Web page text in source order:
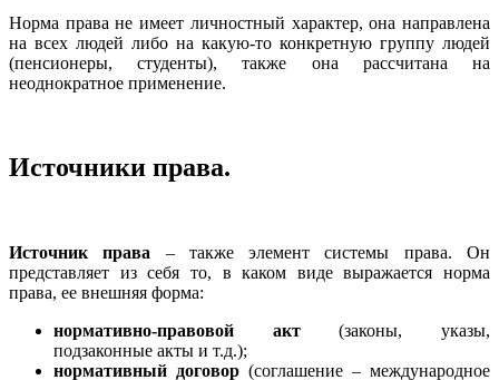
Норма права не имеет личностный характер, она направлена
на всех людей либо на какую-то конкретную группу людей
(пенсионеры, студенты), также она рассчитана на
неоднократное применение.
Источники права.
Источник права – также элемент системы права. Он
представляет из себя то, в каком виде выражается норма
права, ее внешняя форма:
нормативно-правовой акт(законы, указы,
подзаконные акты и т.д.);
нормативный договор (соглашение – международное